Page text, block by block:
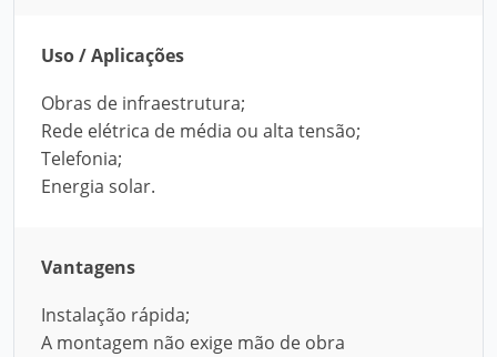
Uso / Aplicações
Obras de infraestrutura;
Rede elétrica de média ou alta tensão;
Telefonia;
Energia solar.
Vantagens
Instalação rápida;
A montagem não exige mão de obra